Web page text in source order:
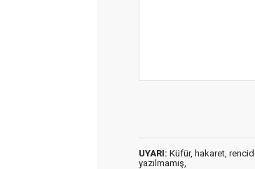
UYARI: Küfür, hakaret,
yazılmamış,